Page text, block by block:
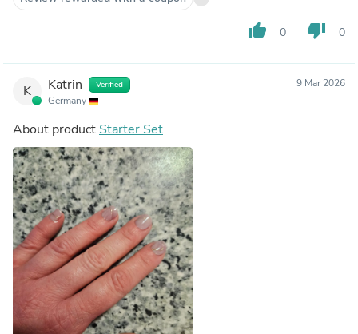
thumb_up 0 thumb_down 0
K Katrin Verified
Germany
9 Mar 2026
About product Starter Set